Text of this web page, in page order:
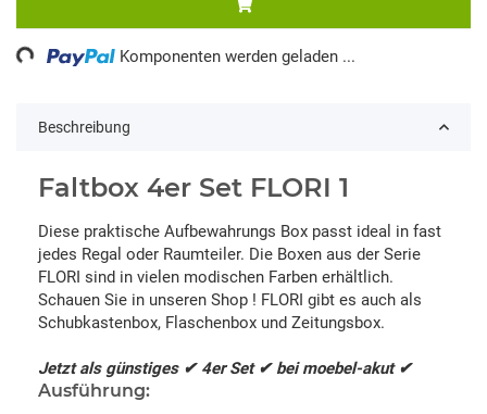
Komponenten werden geladen ...
Beschreibung
Faltbox 4er Set FLORI 1
Diese praktische Aufbewahrungs Box passt ideal in fast
jedes Regal oder Raumteiler. Die Boxen aus der Serie
FLORI sind in vielen modischen Farben erhältlich.
Schauen Sie in unseren Shop ! FLORI gibt es auch als
Schubkastenbox, Flaschenbox und Zeitungsbox.
Jetzt als günstiges ✔ 4er Set ✔ bei moebel-akut ✔
Ausführung: